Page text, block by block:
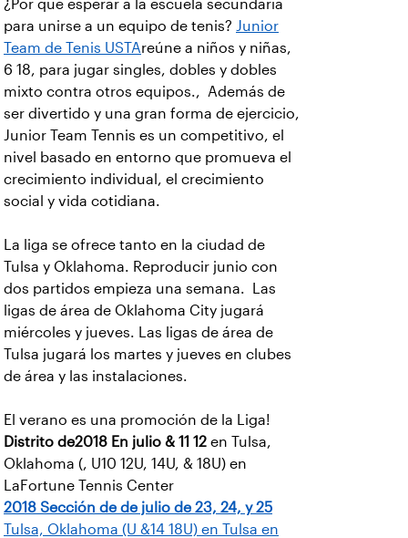
¿Por qué esperar a la escuela secundaria
para unirse a un equipo de tenis? Junior
Team de Tenis USTAreúne a niños y niñas,
6 18, para jugar singles, dobles y dobles
mixto contra otros equipos., Además de
ser divertido y una gran forma de ejercicio,
Junior Team Tennis es un competitivo, el
nivel basado en entorno que promueva el
crecimiento individual, el crecimiento
social y vida cotidiana.
La liga se ofrece tanto en la ciudad de
Tulsa y Oklahoma. Reproducir junio con
dos partidos empieza una semana. Las
ligas de área de Oklahoma City jugará
miércoles y jueves. Las ligas de área de
Tulsa jugará los martes y jueves en clubes
de área y las instalaciones.
El verano es una promoción de la Liga!
Distrito de2018 En julio & 11 12 en Tulsa,
Oklahoma (, U10 12U, 14U, & 18U) en
LaFortune Tennis Center
2018 Sección de de julio de 23, 24, y 25
Tulsa, Oklahoma (U &14 18U) en Tulsa en